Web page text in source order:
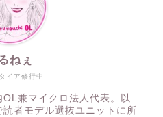
イア修行中
ねぇ
兼マイクロ法人代表。以
者モデル選抜ユニットに所